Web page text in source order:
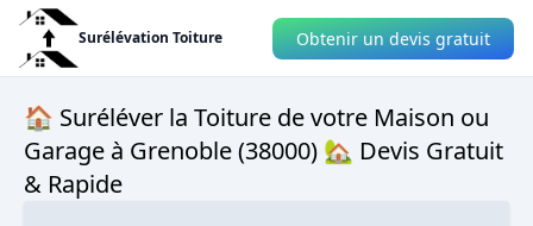
Surélévation Toiture Obtenir un devis gratuit
🏠 Suréléver la Toiture de votre Maison ou
Garage à Grenoble (38000) 🏡 Devis Gratuit
& Rapide